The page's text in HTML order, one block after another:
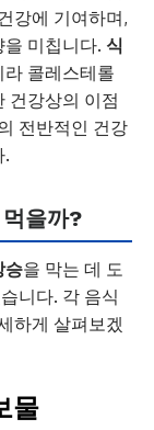
강에 기여하며,
미칩니다. 식
콜레스테롤
건강상의 이점
전반적인 건강
.
을까?
승을 막는 데 도
니다. 각 음식
하게 살펴보겠
물